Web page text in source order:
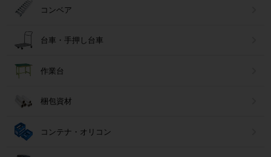
コンベア
台車・手押し台車
作業台
梱包資材
コンテナ・オリコン